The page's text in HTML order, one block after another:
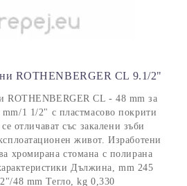
ROTHENBERGER CL 9.1/2"
ROTHENBERGER CL - 48 mm за
1 1/2" с пластмасово покрити
отличават със закалени зъби
живот. Изработени
хромирана стомана с полирана
Дължина, mm 245
48 mm Тегло, kg 0,330